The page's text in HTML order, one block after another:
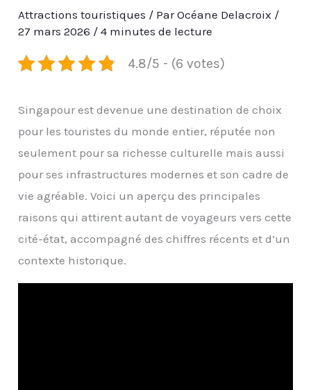
Attractions touristiques / ParOcéane Delacroix /
27 mars 2026 /4 minutes de lecture
4.8/5 - (6 votes)
Singapour est devenue une destination de choix
pour les touristes du monde entier, réputée non
seulement pour sa richesse culturelle mais aussi
pour ses infrastructures modernes et son cadre de
vie agréable. Voici un aperçu des principales
raisons qui attirent autant de voyageurs vers cette
cité-état, accompagné des chiffres récents et d’un
contexte historique.